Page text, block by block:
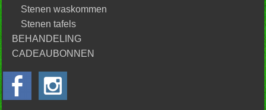
Stenen waskommen
Stenen tafels
BEHANDELING
CADEAUBONNEN